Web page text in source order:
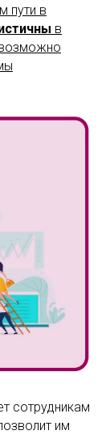
пути в
в
сотрудникам
им